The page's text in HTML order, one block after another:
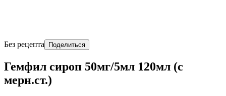
Без рецепта Поделиться
Гемфил сироп 50мг/5мл 120мл (с
мерн.ст.)